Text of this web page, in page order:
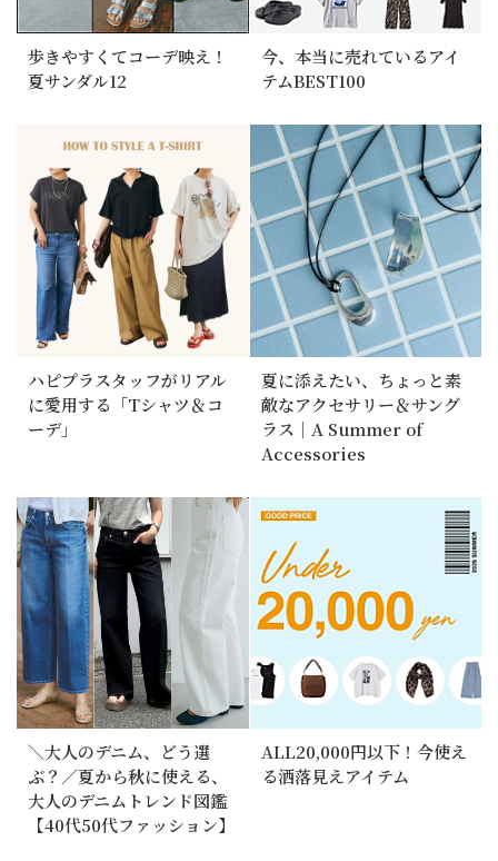
歩きやすくてコーデ映え！
夏サンダル12
今、本当に売れているアイ
テムBEST100
ハピプラスタッフがリアル
に愛用する「Tシャツ＆コ
ーデ」
夏に添えたい、ちょっと素
敵なアクセサリー＆サング
ラス｜A Summer of
Accessories
＼大人のデニム、どう選
ぶ？／夏から秋に使える、
大人のデニムトレンド図鑑
【40代50代ファッション】
ALL20,000円以下！今使え
る洒落見えアイテム